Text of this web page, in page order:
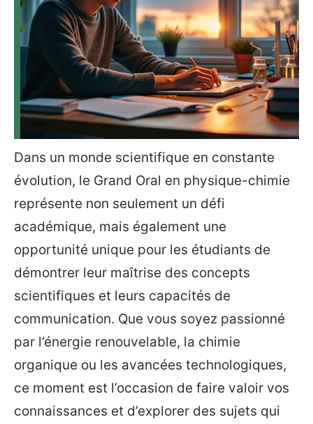
Dans un monde scientifique en constante
évolution, le Grand Oral en physique-chimie
représente non seulement un défi
académique, mais également une
opportunité unique pour les étudiants de
démontrer leur maîtrise des concepts
scientifiques et leurs capacités de
communication. Que vous soyez passionné
par l’énergie renouvelable, la chimie
organique ou les avancées technologiques,
ce moment est l’occasion de faire valoir vos
connaissances et d’explorer des sujets qui